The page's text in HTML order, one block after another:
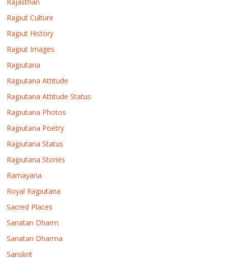
Rajput Culture
Rajput History
Rajput Images
Rajputana
Rajputana Attitude
Rajputana Attitude Status
Rajputana Photos
Rajputana Poetry
Rajputana Status
Rajputana Stories
Ramayana
Royal Rajputana
Sacred Places
Sanatan Dharm
Sanatan Dharma
Sanskrit